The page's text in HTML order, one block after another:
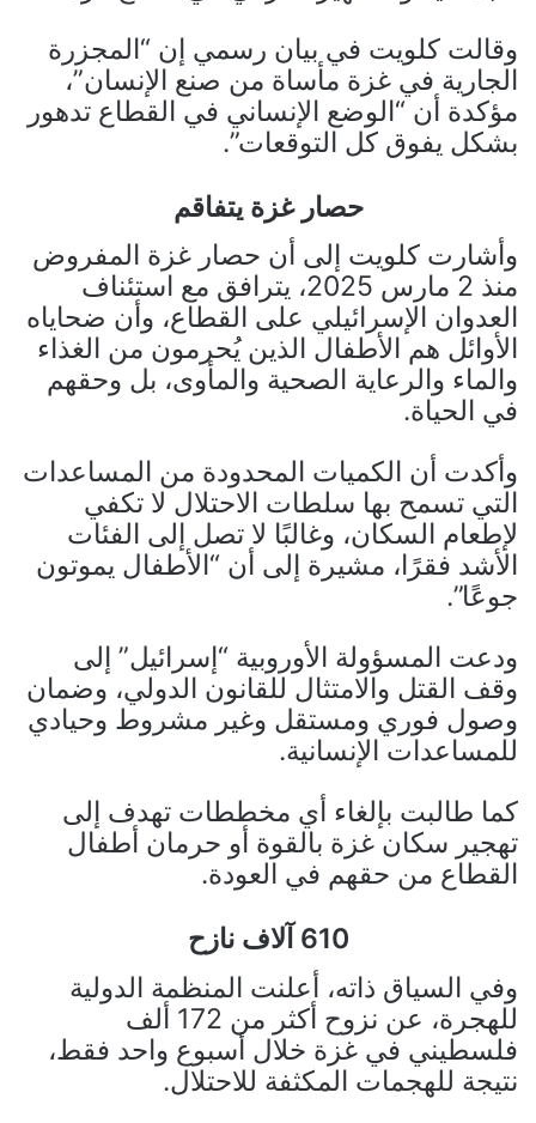
وقالت كلويت في بيان رسمي إن “المجزرة
الجارية في غزة مأساة من صنع الإنسان”،
مؤكدة أن “الوضع الإنساني في القطاع تدهور
بشكل يفوق كل التوقعات”.
حصار غزة يتفاقم
وأشارت كلويت إلى أن حصار غزة المفروض
منذ 2 مارس 2025، يترافق مع استئناف
العدوان الإسرائيلي على القطاع، وأن ضحاياه
الأوائل هم الأطفال الذين يُحرمون من الغذاء
والماء والرعاية الصحية والمأوى، بل وحقهم
في الحياة.
وأكدت أن الكميات المحدودة من المساعدات
التي تسمح بها سلطات الاحتلال لا تكفي
لإطعام السكان، وغالبًا لا تصل إلى الفئات
الأشد فقرًا، مشيرة إلى أن “الأطفال يموتون
جوعًا”.
ودعت المسؤولة الأوروبية “إسرائيل” إلى
وقف القتل والامتثال للقانون الدولي، وضمان
وصول فوري ومستقل وغير مشروط وحيادي
للمساعدات الإنسانية.
كما طالبت بإلغاء أي مخططات تهدف إلى
تهجير سكان غزة بالقوة أو حرمان أطفال
القطاع من حقهم في العودة.
610 آلاف نازح
وفي السياق ذاته، أعلنت المنظمة الدولية
للهجرة، عن نزوح أكثر من 172 ألف
فلسطيني في غزة خلال أسبوع واحد فقط،
نتيجة للهجمات المكثفة للاحتلال.